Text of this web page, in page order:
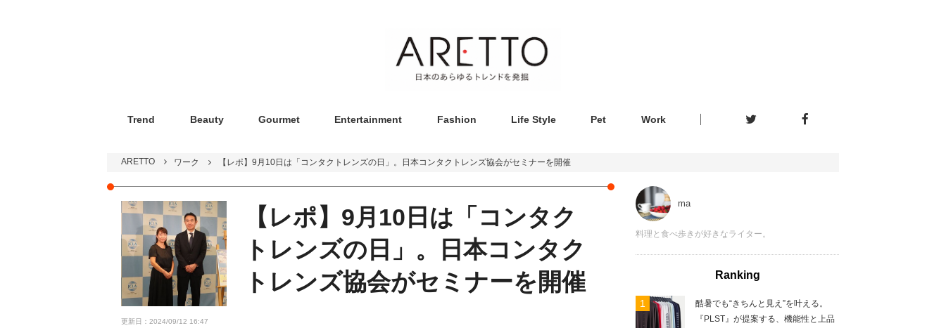
Trend Beauty Gourmet Entertainment Fashion Life Style Pet Work
ARETTO ワーク 【レポ】9月10日は「コンタクトレンズの日」。日本コンタクトレンズ協会がセミナーを開催
【レポ】9月10日は「コンタク
トレンズの日」。日本コンタク
トレンズ協会がセミナーを開催
更新日：2024/09/12 16:47
ma
料理と食べ歩きが好きなライター。
Ranking
酷暑でも“きちんと見え”を叶える。
『PLST』が提案する、機能性と上品